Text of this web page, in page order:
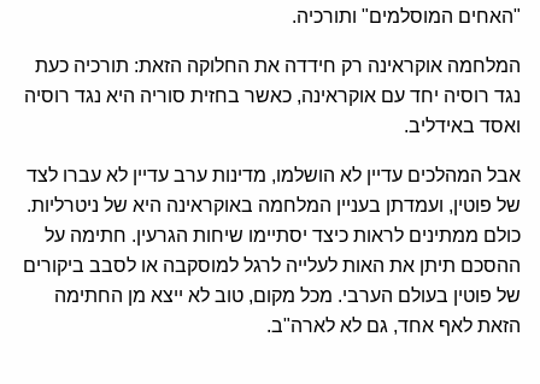
"האחים המוסלמים" ותורכיה.
המלחמה אוקראינה רק חידדה את החלוקה הזאת: תורכיה כעת
נגד רוסיה יחד עם אוקראינה, כאשר בחזית סוריה היא נגד רוסיה
ואסד באידליב.
אבל המהלכים עדיין לא הושלמו, מדינות ערב עדיין לא עברו לצד
של פוטין, ועמדתן בעניין המלחמה באוקראינה היא של ניטרליות.
כולם ממתינים לראות כיצד יסתיימו שיחות הגרעין. חתימה על
ההסכם תיתן את האות לעלייה לרגל למוסקבה או לסבב ביקורים
של פוטין בעולם הערבי. מכל מקום, טוב לא ייצא מן החתימה
הזאת לאף אחד, גם לא לארה"ב.